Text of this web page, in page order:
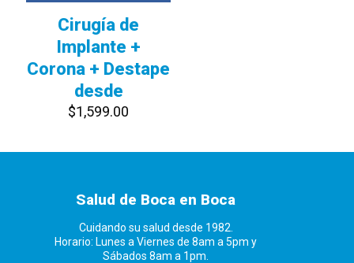
Cirugía de
Implante +
Corona + Destape
desde
$1,599.00
Salud de Boca en Boca
Cuidando su salud desde 1982.
Horario: Lunes a Viernes de 8am a 5pm y
Sábados 8am a 1pm.